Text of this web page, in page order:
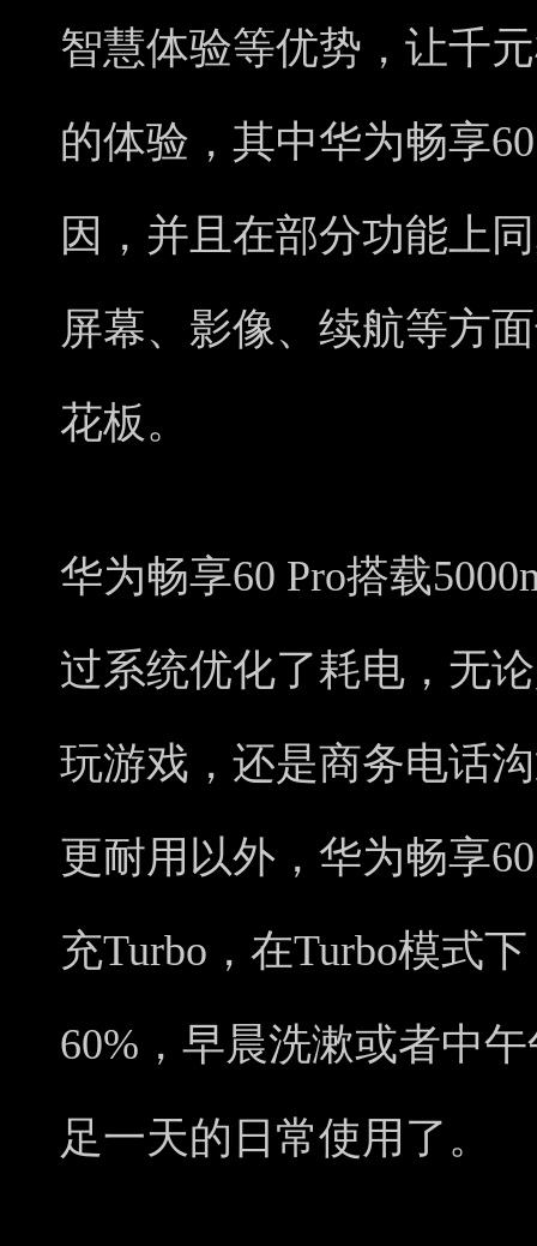
智慧体验等优势，让千
的体验，其中华为畅享
因，并且在部分功能上
屏幕、影像、续航等方
花板。
华为畅享60 Pro搭载
过系统优化了耗电，无
玩游戏，还是商务电话
更耐用以外，华为畅享
充Turbo，在Turbo模式
60%，早晨洗漱或者中
足一天的日常使用了。